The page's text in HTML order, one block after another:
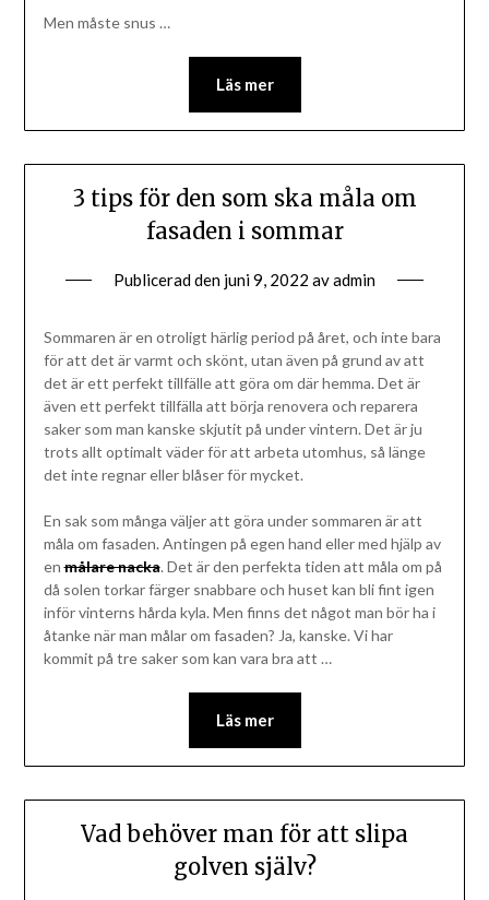
Men måste snus …
Läs mer
3 tips för den som ska måla om
fasaden i sommar
Publicerad den juni 9, 2022 avadmin
Sommaren är en otroligt härlig period på året, och inte bara
för att det är varmt och skönt, utan även på grund av att
det är ett perfekt tillfälle att göra om där hemma. Det är
även ett perfekt tillfälla att börja renovera och reparera
saker som man kanske skjutit på under vintern. Det är ju
trots allt optimalt väder för att arbeta utomhus, så länge
det inte regnar eller blåser för mycket.
En sak som många väljer att göra under sommaren är att
måla om fasaden. Antingen på egen hand eller med hjälp av
enmålare nacka. Det är den perfekta tiden att måla om på
då solen torkar färger snabbare och huset kan bli fint igen
inför vinterns hårda kyla. Men finns det något man bör ha i
åtanke när man målar om fasaden? Ja, kanske. Vi har
kommit på tre saker som kan vara bra att …
Läs mer
Vad behöver man för att slipa
golven själv?